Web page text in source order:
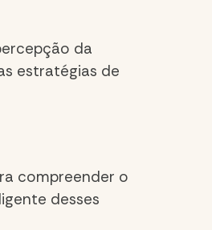
da
estratégias de
compreender o
desses